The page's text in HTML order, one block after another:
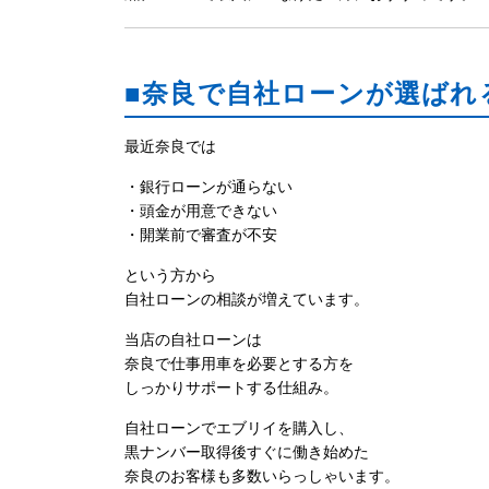
■奈良で自社ローンが選ばれ
最近奈良では
・銀行ローンが通らない
・頭金が用意できない
・開業前で審査が不安
という方から
自社ローンの相談が増えています。
当店の自社ローンは
奈良で仕事用車を必要とする方を
しっかりサポートする仕組み。
自社ローンでエブリイを購入し、
黒ナンバー取得後すぐに働き始めた
奈良のお客様も多数いらっしゃいます。